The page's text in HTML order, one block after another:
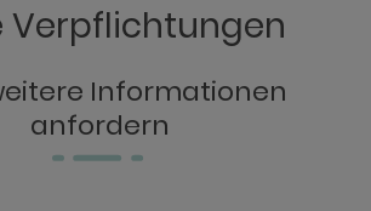
Verpflichtungen
Informationen
anfordern